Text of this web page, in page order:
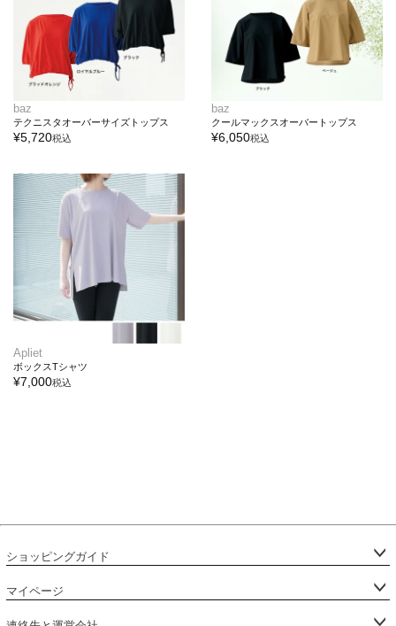
baz
テクニスタオーバーサイズトップス
¥5,720税込
baz
クールマックスオーバートップス
¥6,050税込
Apliet
ボックスTシャツ
¥7,000税込
ショッピングガイド
マイページ